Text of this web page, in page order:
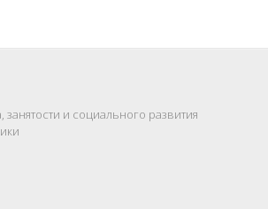
занятости и социального развития